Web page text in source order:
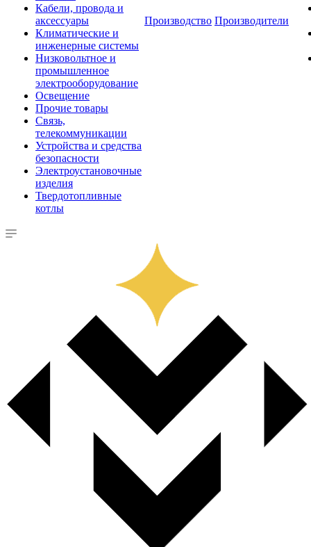
Кабели, провода и
аксессуары
Климатические и
инженерные системы
Низковольтное и
промышленное
электрооборудование
Освещение
Прочие товары
Связь,
телекоммуникации
Устройства и средства
безопасности
Электроустановочные
изделия
Твердотопливные
котлы
Производство Производители